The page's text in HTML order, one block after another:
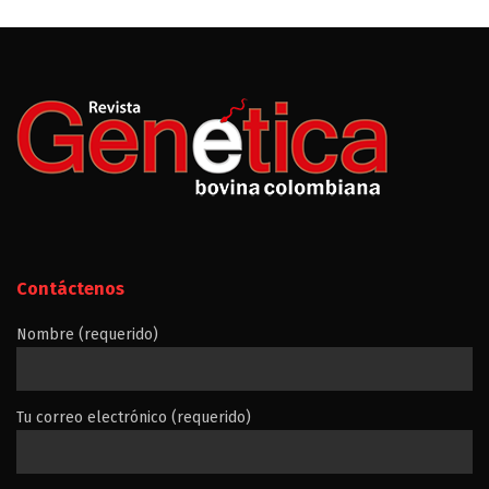
Contáctenos
Nombre (requerido)
Tu correo electrónico (requerido)